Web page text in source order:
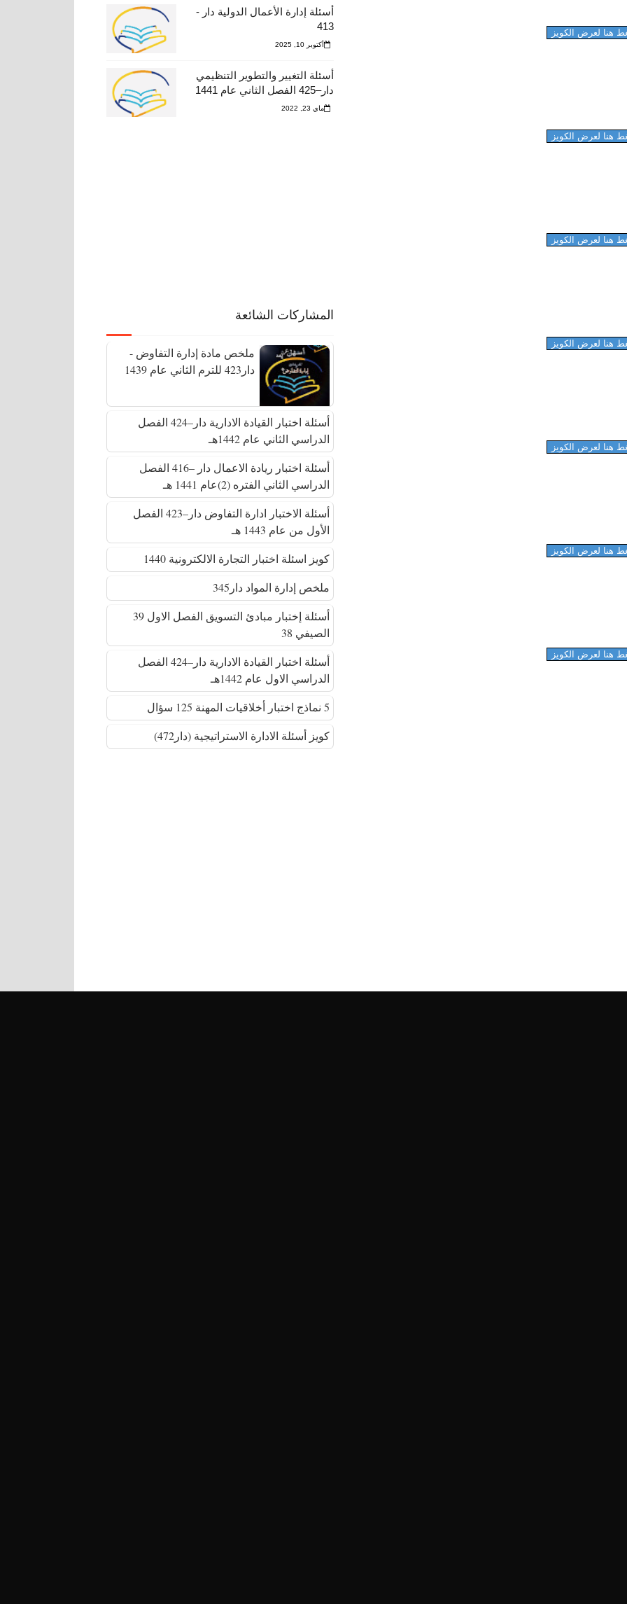
هنا لعرض الكويز
هنا لعرض الكويز
هنا لعرض الكويز
هنا لعرض الكويز
هنا لعرض الكويز
هنا لعرض الكويز
هنا لعرض الكويز
أسئلة إدارة الأعمال الدولية دار -
413
أكتوبر 10, 2025
أسئلة التغيير والتطوير التنظيمي
دار–425 الفصل الثاني عام 1441
ماي 23, 2022
المشاركات الشائعة
ملخص مادة إدارة التفاوض -
دار423 للترم الثاني عام 1439
أسئلة اختبار القيادة الادارية دار–424 الفصل
الدراسي الثاني عام 1442هـ
أسئلة اختبار ريادة الاعمال دار –416 الفصل
الدراسي الثاني الفتره (2)عام 1441 هـ
أسئلة الاختبار ادارة التفاوض دار–423 الفصل
الأول من عام 1443 هـ
كويز اسئلة اختبار التجارة الالكترونية 1440
ملخص إدارة المواد دار345
أسئلة إختبار مبادئ التسويق الفصل الاول 39
الصيفي 38
أسئلة اختبار القيادة الادارية دار–424 الفصل
الدراسي الاول عام 1442هـ
5 نماذج اختبار أخلاقيات المهنة 125 سؤال
كويز أسئلة الادارة الاستراتيجية (دار472)